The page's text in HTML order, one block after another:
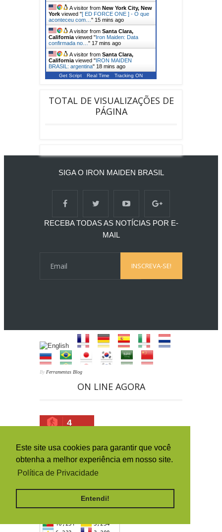
Este site usa cookies para garantir que você
obtenha a melhor experiência em nosso site.
Política de Privacidade
Entendi!
A visitor from New York City, New
York viewed "[ ED FORCE ONE ] - O que
aconteceu com… " 15 mins ago
A visitor from Santa Clara,
California viewed "Iron Maiden: Data
confirmada no… " 17 mins ago
A visitor from Santa Clara,
California viewed "IRON MAIDEN
BRASIL: argentina" 18 mins ago
A visitor fromHong Kongviewed
Get Script Real Time Tracking ON
TOTAL DE VISUALIZAÇÕES DE
PÁGINA
SIGA O IRON MAIDEN BRASIL
RECEBA TODAS AS NOTÍCIAS POR E-
MAIL
By Ferramentas Blog
ON LINE AGORA
4
ACESSOS (PAÍSES)